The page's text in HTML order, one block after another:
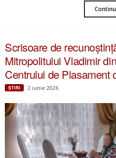
Scrisoare de
Mitropolitului Vladimir
Centrului de Plasament
ŞTIRI 2 iunie 2026